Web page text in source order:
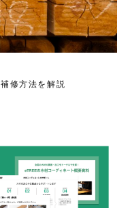
修方法を解説